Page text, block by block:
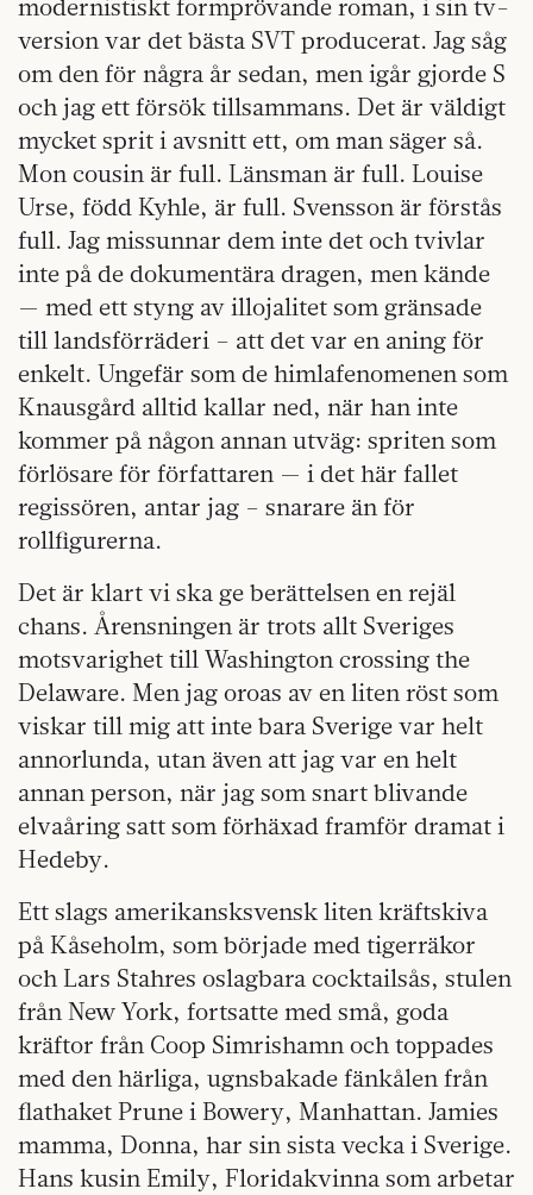
modernistiskt formprövande roman, i sin tv-
version var det bästa SVT producerat. Jag såg
om den för några år sedan, men igår gjorde S
och jag ett försök tillsammans. Det är väldigt
mycket sprit i avsnitt ett, om man säger så.
Mon cousin är full. Länsman är full. Louise
Urse, född Kyhle, är full. Svensson är förstås
full. Jag missunnar dem inte det och tvivlar
inte på de dokumentära dragen, men kände
— med ett styng av illojalitet som gränsade
till landsförräderi – att det var en aning för
enkelt. Ungefär som de himlafenomenen som
Knausgård alltid kallar ned, när han inte
kommer på någon annan utväg: spriten som
förlösare för författaren — i det här fallet
regissören, antar jag – snarare än för
rollfigurerna.
Det är klart vi ska ge berättelsen en rejäl
chans. Årensningen är trots allt Sveriges
motsvarighet till Washington crossing the
Delaware. Men jag oroas av en liten röst som
viskar till mig att inte bara Sverige var helt
annorlunda, utan även att jag var en helt
annan person, när jag som snart blivande
elvaåring satt som förhäxad framför dramat i
Hedeby.
Ett slags amerikansksvensk liten kräftskiva
på Kåseholm, som började med tigerräkor
och Lars Stahres oslagbara cocktailsås, stulen
från New York, fortsatte med små, goda
kräftor från Coop Simrishamn och toppades
med den härliga, ugnsbakade fänkålen från
flathaket Prune i Bowery, Manhattan. Jamies
mamma, Donna, har sin sista vecka i Sverige.
Hans kusin Emily, Floridakvinna som arbetar